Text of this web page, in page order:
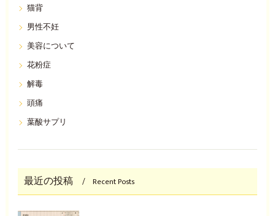
猫背
男性不妊
美容について
花粉症
解毒
頭痛
葉酸サプリ
最近の投稿 Recent Posts